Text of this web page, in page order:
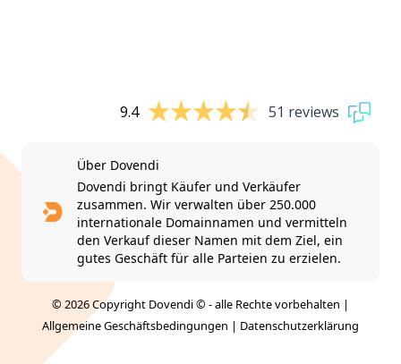
9.4 51 reviews
Über Dovendi
Dovendi bringt Käufer und Verkäufer
zusammen. Wir verwalten über 250.000
internationale Domainnamen und vermitteln
den Verkauf dieser Namen mit dem Ziel, ein
gutes Geschäft für alle Parteien zu erzielen.
© 2026 Copyright Dovendi © - alle Rechte vorbehalten |
Allgemeine Geschäftsbedingungen | Datenschutzerklärung